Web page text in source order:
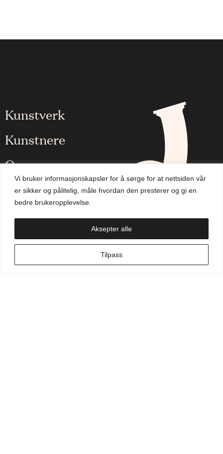
Vi bruker informasjonskapsler for å sørge for at nettsiden vår
er sikker og pålitelig, måle hvordan den presterer og gi en
bedre brukeropplevelse.
Tilpass
Aksepter alle
Kunstverk
Kunstnere
Om oss
Aktuelt
Handlekurv
NO